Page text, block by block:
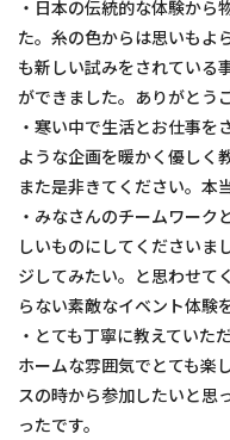
・日本の伝統的な体験から
た。糸の色からは思いもよ
も新しい試みをされている
ができました。ありがとう
・寒い中で生活とお仕事を
ような企画を暖かく優しく
また是非きてください。本
・みなさんのチームワーク
しいものにしてくださいま
ジしてみたい。と思わせて
らない素敵なイベント体験
・とても丁寧に教えていた
ホームな雰囲気でとても楽
スの時から参加したいと思
ったです。